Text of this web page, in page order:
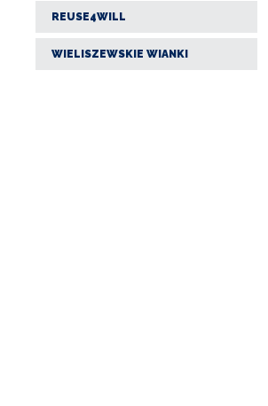
REUSE4WILL
WIELISZEWSKIE WIANKI